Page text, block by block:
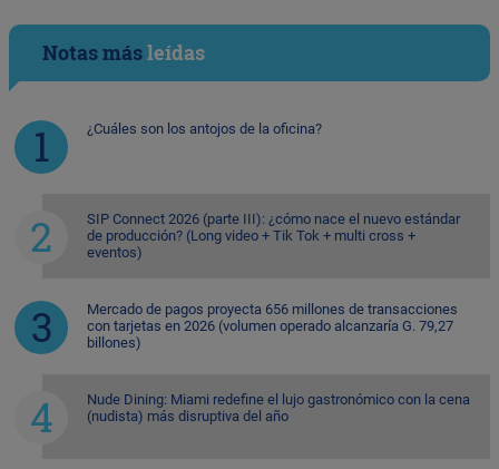
Notas másleídas
¿Cuáles son los antojos de la oficina?
SIP Connect 2026 (parte III): ¿cómo nace el nuevo estándar
de producción? (Long video + Tik Tok + multi cross +
eventos)
Mercado de pagos proyecta 656 millones de transacciones
con tarjetas en 2026 (volumen operado alcanzaría G. 79,27
billones)
Nude Dining: Miami redefine el lujo gastronómico con la cena
(nudista) más disruptiva del año